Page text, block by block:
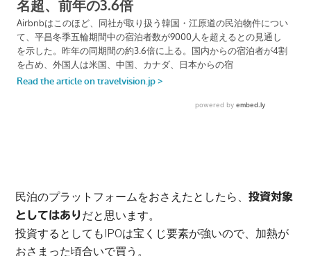
民泊のプラットフォームをおさえたとしたら、投資対象
としてはありだと思います。
投資するとしてもIPOは宝くじ要素が強いので、加熱が
おさまった頃合いで買う。